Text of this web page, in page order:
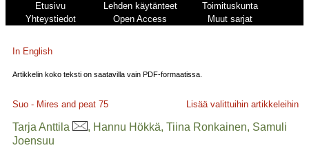
Etusivu Lehden käytänteet
Toimituskunta
Yhteystiedot
Open Access Muut sarjat
In English
Artikkelin koko teksti on saatavilla vain PDF-formaatissa.
Suo - Mires and peat 75 Lisää valittuihin artikkeleihin
Tarja Anttila
, Hannu Hökkä, Tiina Ronkainen, Samuli
Joensuu